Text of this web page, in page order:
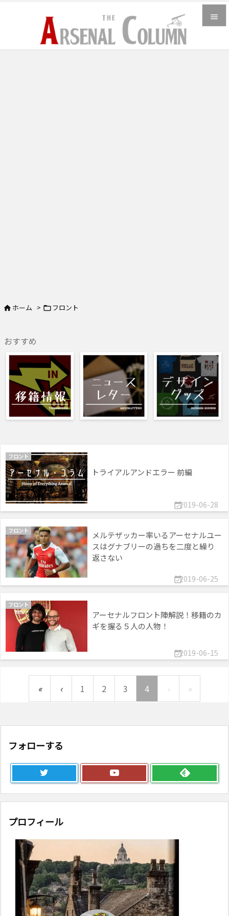

メニュ
 ホーム > フロント
おすすめ
2019-06-28
フロント
トライアルアンドエラー 前編
2019-06-25
フロント
メルテザッカー率いるアーセナルユー
スはグナブリーの過ちを二度と繰り
返さない
2019-06-15
フロント
アーセナルフロント陣解説！移籍のカ
ギを握る５人の人物！
« ‹ 1 2 3 4 › »
フォローする
プロフィール